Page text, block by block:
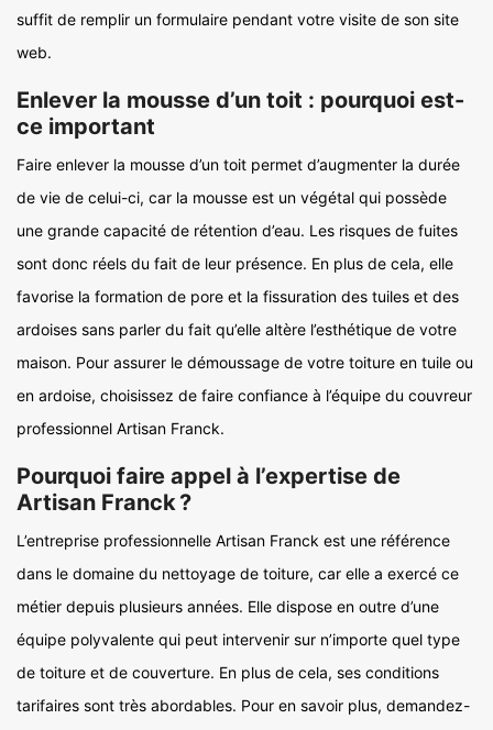
suffit de remplir un formulaire pendant votre visite de son site
web.
Enlever la mousse d’un toit : pourquoi est-
ce important
Faire enlever la mousse d’un toit permet d’augmenter la durée
de vie de celui-ci, car la mousse est un végétal qui possède
une grande capacité de rétention d’eau. Les risques de fuites
sont donc réels du fait de leur présence. En plus de cela, elle
favorise la formation de pore et la fissuration des tuiles et des
ardoises sans parler du fait qu’elle altère l’esthétique de votre
maison. Pour assurer le démoussage de votre toiture en tuile ou
en ardoise, choisissez de faire confiance à l’équipe du couvreur
professionnel Artisan Franck.
Pourquoi faire appel à l’expertise de
Artisan Franck ?
L’entreprise professionnelle Artisan Franck est une référence
dans le domaine du nettoyage de toiture, car elle a exercé ce
métier depuis plusieurs années. Elle dispose en outre d’une
équipe polyvalente qui peut intervenir sur n’importe quel type
de toiture et de couverture. En plus de cela, ses conditions
tarifaires sont très abordables. Pour en savoir plus, demandez-